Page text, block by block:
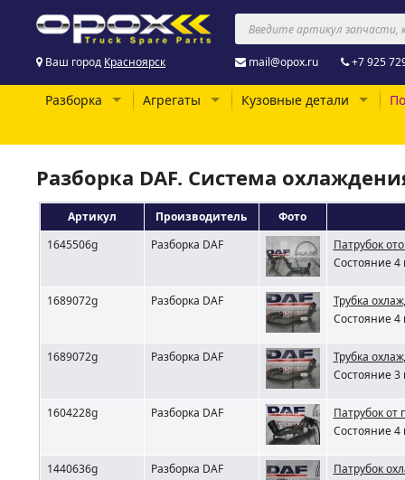
Ваш город Красноярск mail@opox.ru +7 925
Разборка Агрегаты Кузовные детали
Разборка DAF. Система
Артикул Производитель
Фото
1645506g
Разборка DAF
Патрубок
Состояние 4
1689072g Разборка DAF
Трубка
Состояние 4
1689072g Разборка DAF
Трубка
Состояние 3
1604228g Разборка DAF
Патрубок от
Состояние 4
1440636g Разборка DAF
Патрубок